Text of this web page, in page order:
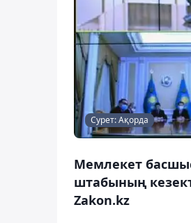
Сурет: Ақорда
Мемлекет
штабының
Zakon.kz